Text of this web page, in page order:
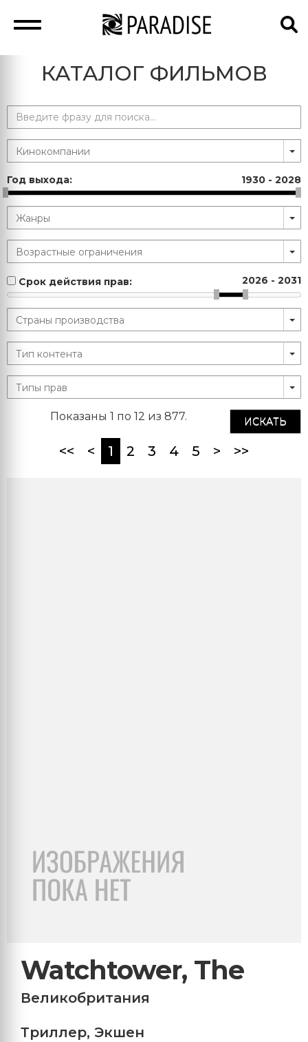
КАТАЛОГ ФИЛЬМОВ
Год выхода: 1930 - 2028
Срок действия прав: 2026 - 2031
ИСКАТЬ
Показаны 1 по 12 из 877.
<< < 1 (current)
2 3 4 5 > >>
Watchtower, The
Великобритания
Триллер, Экшен